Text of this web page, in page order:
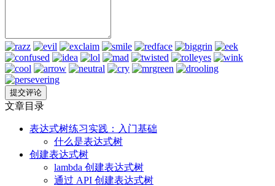
文章目录
表达式树练习实践：入门基础
什么是表达式树
创建表达式树
lambda 创建表达式树
通过 API 创建表达式树